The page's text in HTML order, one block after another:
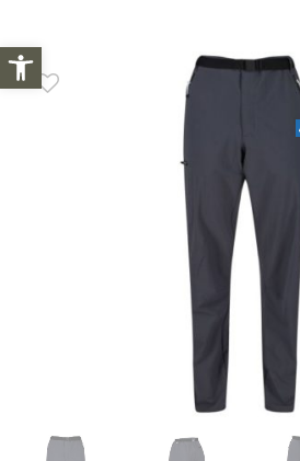
פתח